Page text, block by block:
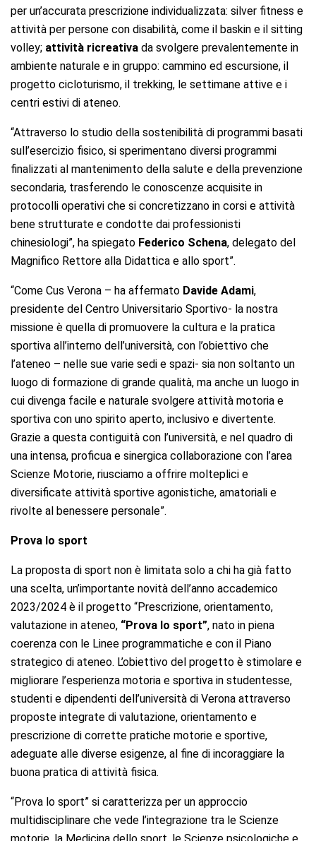
per un’accurata prescrizione individualizzata: silver fitness e
attività per persone con disabilità, come il baskin e il sitting
volley; attività ricreativa da svolgere prevalentemente in
ambiente naturale e in gruppo: cammino ed escursione, il
progetto cicloturismo, il trekking, le settimane attive e i
centri estivi di ateneo.
“Attraverso lo studio della sostenibilità di programmi basati
sull’esercizio fisico, si sperimentano diversi programmi
finalizzati al mantenimento della salute e della prevenzione
secondaria, trasferendo le conoscenze acquisite in
protocolli operativi che si concretizzano in corsi e attività
bene strutturate e condotte dai professionisti
chinesiologi”, ha spiegato Federico Schena, delegato del
Magnifico Rettore alla Didattica e allo sport”.
“Come Cus Verona – ha affermato Davide Adami,
presidente del Centro Universitario Sportivo- la nostra
missione è quella di promuovere la cultura e la pratica
sportiva all’interno dell’università, con l’obiettivo che
l’ateneo – nelle sue varie sedi e spazi- sia non soltanto un
luogo di formazione di grande qualità, ma anche un luogo in
cui divenga facile e naturale svolgere attività motoria e
sportiva con uno spirito aperto, inclusivo e divertente.
Grazie a questa contiguità con l’università, e nel quadro di
una intensa, proficua e sinergica collaborazione con l’area
Scienze Motorie, riusciamo a offrire molteplici e
diversificate attività sportive agonistiche, amatoriali e
rivolte al benessere personale”.
Prova lo sport
La proposta di sport non è limitata solo a chi ha già fatto
una scelta, un’importante novità dell’anno accademico
2023/2024 è il progetto “Prescrizione, orientamento,
valutazione in ateneo, “Prova lo sport”, nato in piena
coerenza con le Linee programmatiche e con il Piano
strategico di ateneo. L’obiettivo del progetto è stimolare e
migliorare l’esperienza motoria e sportiva in studentesse,
studenti e dipendenti dell’università di Verona attraverso
proposte integrate di valutazione, orientamento e
prescrizione di corrette pratiche motorie e sportive,
adeguate alle diverse esigenze, al fine di incoraggiare la
buona pratica di attività fisica.
“Prova lo sport” si caratterizza per un approccio
multidisciplinare che vede l’integrazione tra le Scienze